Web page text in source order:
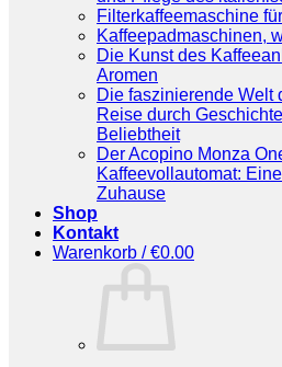
Filterkaffeemaschine
Kaffeepadmaschinen,
Die Kunst des
Aromen
Die faszinierende Welt
Reise durch
Beliebtheit
Der Acopino Monza
Kaffeevollautomat:
Zuhause
Shop
Kontakt
Warenkorb /€0.00